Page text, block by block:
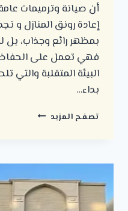
أن صيانة وترميمات
إعادة رونق المنازل و
بمظهر رائع وجذاب، بل
فهي تعمل على الحفاظ
البيئة المتقلبة والتي
بداء…
تصفح المزيد صيانة
ت:
صيانة
وترميمات